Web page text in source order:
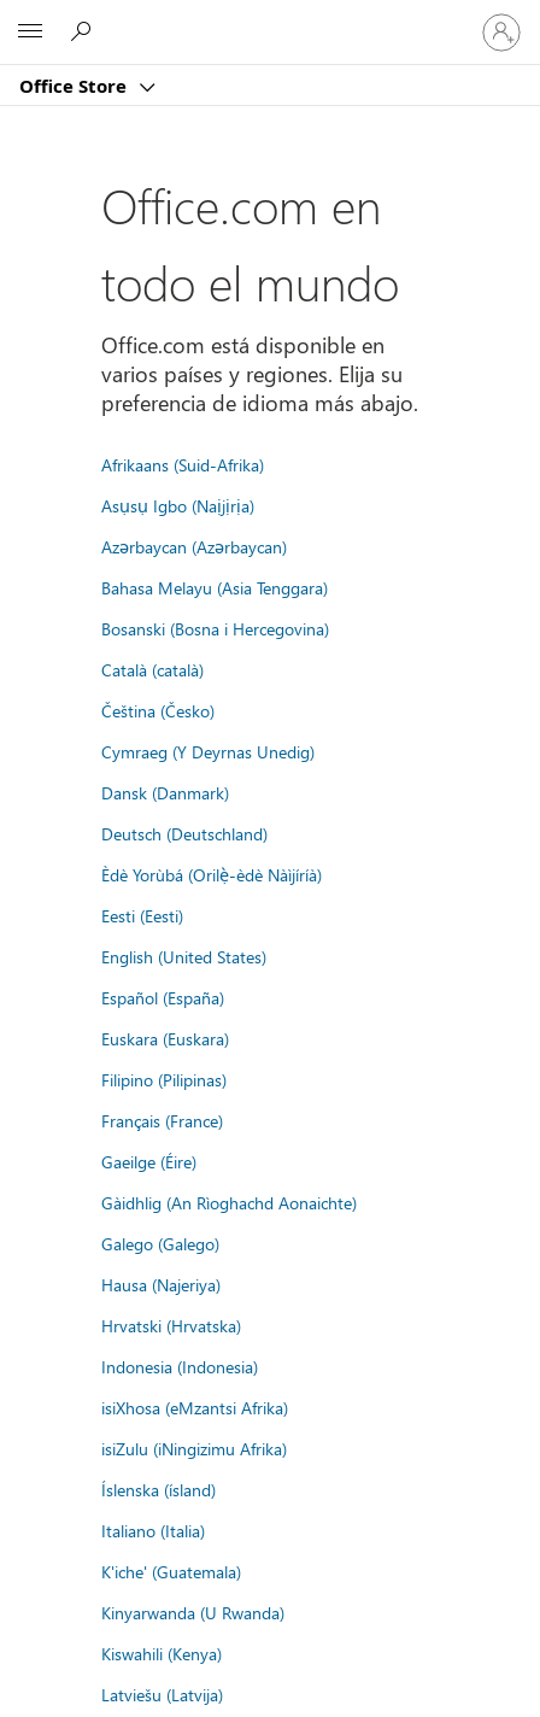
Office Store
Iniciar
sesión
en
cuenta
Office.com en
todo el mundo
Office.com está disponible en
varios países y regiones. Elija su
preferencia de idioma más abajo.
Afrikaans (Suid-Afrika)
Asụsụ Igbo (Naịjịrịa)
Azərbaycan (Azərbaycan)
Bahasa Melayu (Asia Tenggara)
Bosanski (Bosna i Hercegovina)
Català (català)
Čeština (Česko)
Cymraeg (Y Deyrnas Unedig)
Dansk (Danmark)
Deutsch (Deutschland)
Èdè Yorùbá (Orilẹ̀-èdè Nàìjíríà)
Eesti (Eesti)
English (United States)
Español (España)
Euskara (Euskara)
Filipino (Pilipinas)
Français (France)
Gaeilge (Éire)
Gàidhlig (An Rìoghachd Aonaichte)
Galego (Galego)
Hausa (Najeriya)
Hrvatski (Hrvatska)
Indonesia (Indonesia)
isiXhosa (eMzantsi Afrika)
isiZulu (iNingizimu Afrika)
Íslenska (ísland)
Italiano (Italia)
K'iche' (Guatemala)
Kinyarwanda (U Rwanda)
Kiswahili (Kenya)
Latviešu (Latvija)